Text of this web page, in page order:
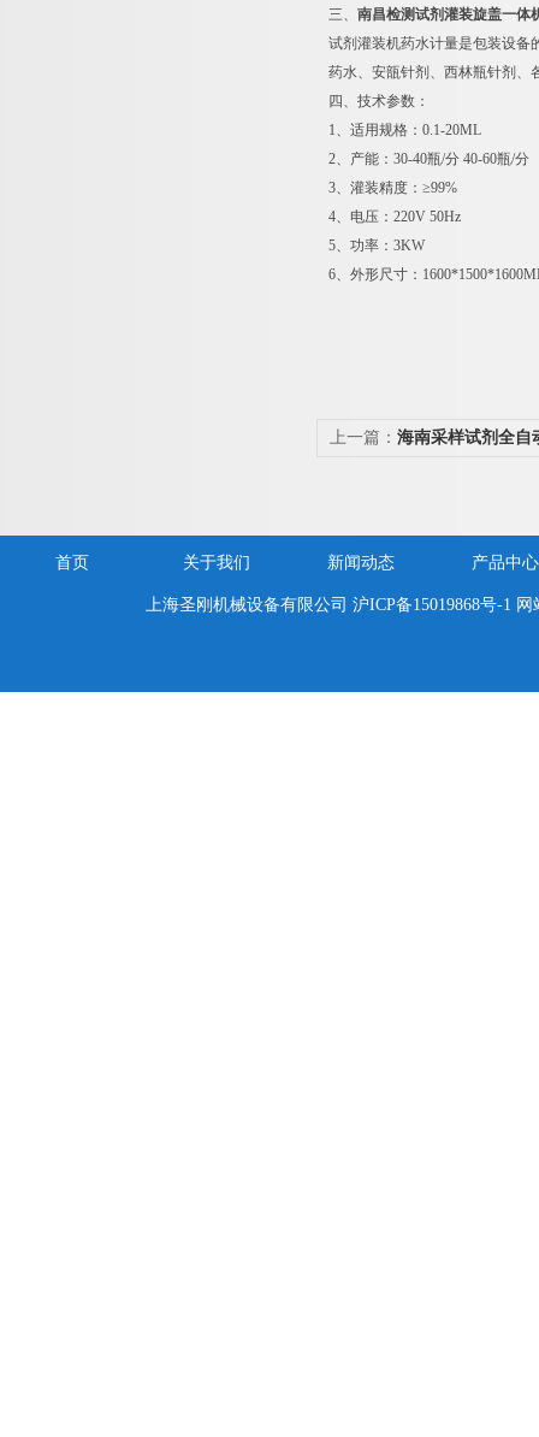
三、 南昌检测试剂灌装旋盖一体
试剂灌装机药水计量是包装设备
药水、安瓿针剂、西林瓶针剂、
四、技术参数：
1、适用规格：0.1-20ML
2、产能：30-40瓶/分 40-60瓶/分
3、灌装精度：≥99%
4、电压：220V 50Hz
5、功率：3KW
6、外形尺寸：
上一篇： 海南采样试剂全自
首页 关于我们 新闻动态 产品中心
上海圣刚机械设备有限公司沪ICP备15019868号-1 网